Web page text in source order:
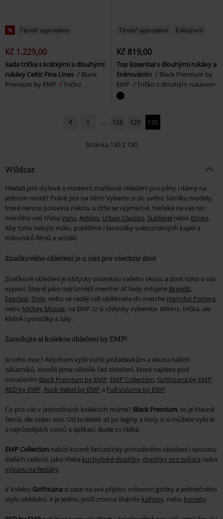
% Téměř vyprodáno
Kč 1.229,00
Sada trička s krátkými a dlouhými
rukávy Celtic Fine Lines
Black
Premium by EMP
Tričko
Téměř vyprodáno Exkluzivní
Kč 819,00
Top Essential s dlouhými rukávy a
šněrováním
Black Premium by
EMP
Tričko s dlouhým rukávem
1 ... 128 129 130
Stránka 130 Z 130
Wildcat
Hledali jste stylové a moderní značkové oblečení pro pány i dámy na
jednom místě? Právě jste na něm! Vyberte si do svého šatníku modely,
které nenosí polovina města, a ciťte se výjimečně. Nečeká na vás nic
menšího než třeba Vans, Adidas, Urban Classics, Sublevel nebo Etnies.
Aby toho nebylo málo, potěšíme i fanoušky světoznámých kapel a
milovníků filmů a seriálů.
Značkového oblečení je u nás pro všechny dost
Značkové oblečení je vždycky známkou vašeho vkusu a dost toho o vás
vypoví. Stejně jako nejrůznější merche! Ať tedy milujete Brandit,
Everlast, Only, nebo se raději celí obléknete do merche Harryho Pottera
nebo Mickey Mouse, na EMP.cz si vždycky vyberete. Mikiny, trička, ale
klidně i ponožky a šály.
Zamilujte si kolekce oblečení by EMP!
Je toho moc? Abychom vyšli vstříc požadavkům a vkusu našich
zákazníků, stvořili jsme několik řad oblečení, které najdete pod
označením Black Premium by EMP, EMP Collection, Gothicana by EMP,
RED by EMP, Rock Rebel by EMP a Full Volume by EMP.
Co pro vás v jednotlivých kolekcích máme? Black Premium, to je hlavně
černá, ale nejen ona. Od braletek až po legíny a boty si si můžete vybrat
z nejrůznějších vzorů a aplikací. Bude to těžké.
EMP Collection nabízí kromě fantasticky pohodlného oblečení i spoustu
dalších radostí, jako třeba kuchyňské doplňky, doplňky pro zvířata nebo
výbavu na fesťáky.
V kolekci Gothicana si zase na své přijdou milovníci gotiky a jedinečného
stylu oblékání. A je jedno, jestli zrovna sháníte kalhoty, nebo korzety.